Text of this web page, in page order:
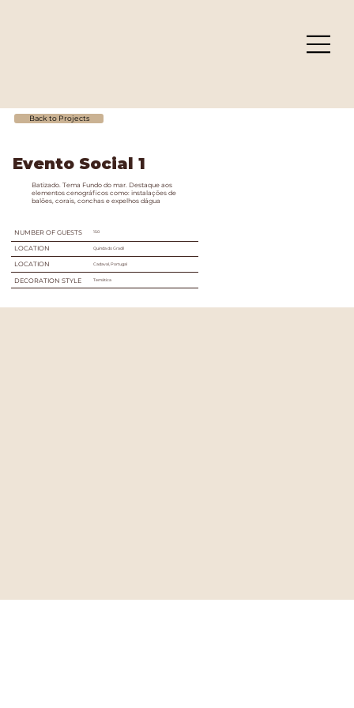
Evento Social 1
Batizado. Tema Fundo do mar. Destaque aos
elementos cenográficos como: instalações de
balões, corais, conchas e expelhos dágua
NUMBER OF GUESTS
LOCATION
LOCATION
DECORATION STYLE
150
Quinda do Gradil
Cadaval, Portugal
Temática
Back to Projects